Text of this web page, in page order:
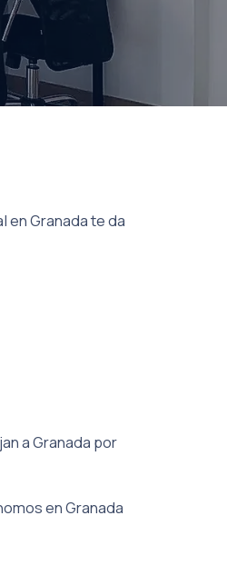
en Granada te da
a Granada por
en Granada